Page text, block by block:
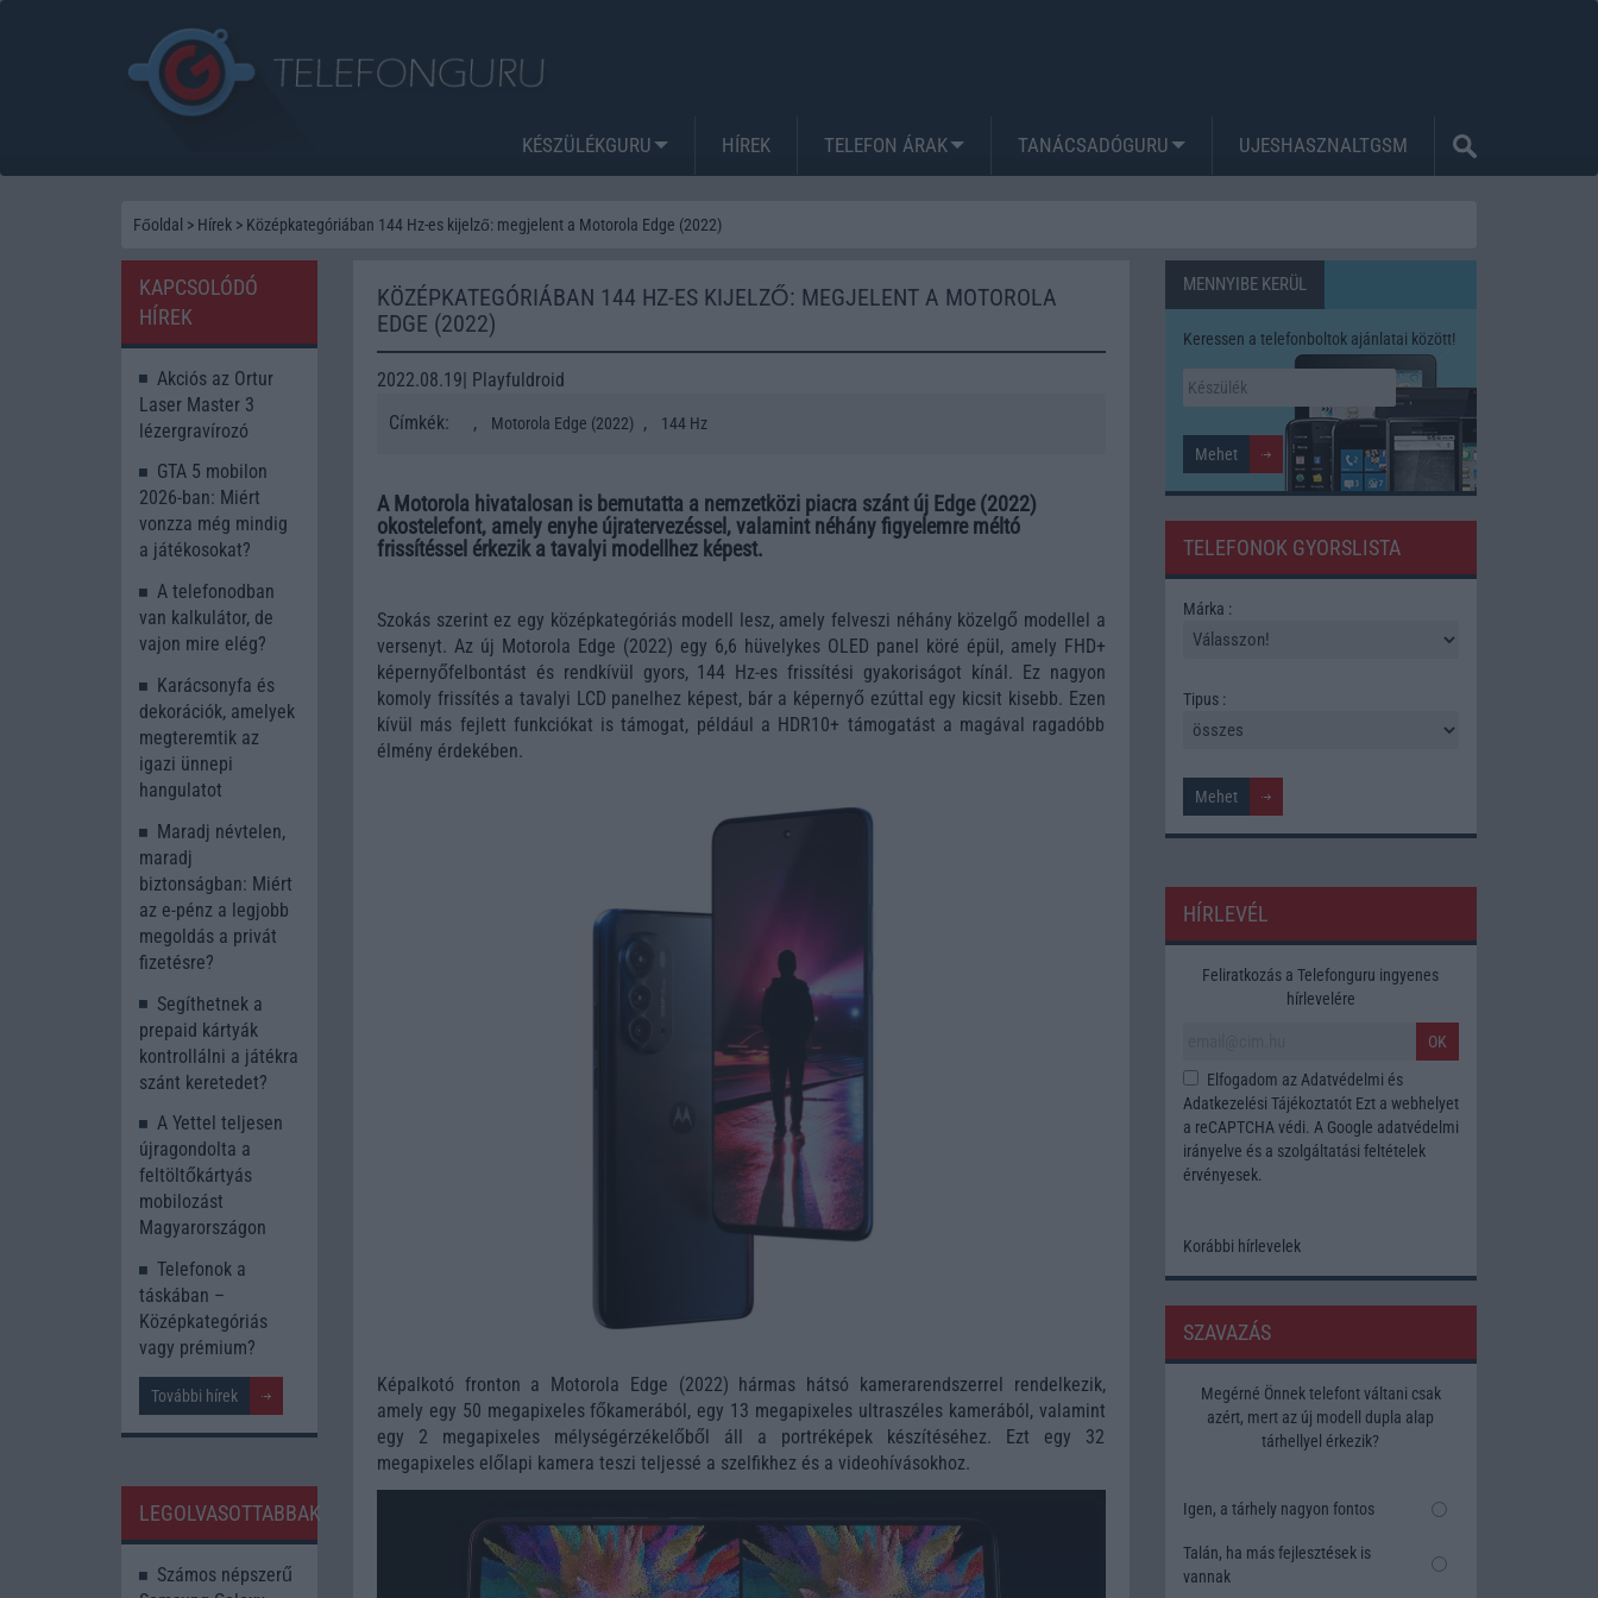
KÉSZÜLÉKGURU HÍREK TELEFON ÁRAK TANÁCSADÓGURU UJESHASZNALTGSM
Főoldal > Hírek > Középkategóriában 144 Hz-es kijelző: megjelent a Motorola Edge (2022)
KÖZÉPKATEGÓRIÁBAN 144 HZ-ES KIJELZŐ: MEGJELENT A MOTOROLA
EDGE (2022)
2022.08.19| Playfuldroid
Címkék:
, Motorola Edge (2022) , 144 Hz
A Motorola hivatalosan is bemutatta a nemzetközi piacra szánt új Edge (2022)
okostelefont, amely enyhe újratervezéssel, valamint néhány figyelemre méltó
frissítéssel érkezik a tavalyi modellhez képest.
Szokás szerint ez egy középkategóriás modell lesz, amely felveszi néhány közelgő modellel a
versenyt. Az új Motorola Edge (2022) egy 6,6 hüvelykes OLED panel köré épül, amely FHD+
képernyőfelbontást és rendkívül gyors, 144 Hz-es frissítési gyakoriságot kínál. Ez nagyon
komoly frissítés a tavalyi LCD panelhez képest, bár a képernyő ezúttal egy kicsit kisebb. Ezen
kívül más fejlett funkciókat is támogat, például a HDR10+ támogatást a magával ragadóbb
élmény érdekében.
Képalkotó fronton a Motorola Edge (2022) hármas hátsó kamerarendszerrel rendelkezik,
amely egy 50 megapixeles főkamerából, egy 13 megapixeles ultraszéles kamerából, valamint
egy 2 megapixeles mélységérzékelőből áll a portréképek készítéséhez. Ezt egy 32
megapixeles előlapi kamera teszi teljessé a szelfikhez és a videohívásokhoz.
KAPCSOLÓDÓ
HÍREK
Akciós az Ortur
Laser Master 3
lézergravírozó
GTA 5 mobilon
2026-ban: Miért
vonzza még mindig
a játékosokat?
A telefonodban
van kalkulátor, de
vajon mire elég?
Karácsonyfa és
dekorációk, amelyek
megteremtik az
igazi ünnepi
hangulatot
Maradj névtelen,
maradj
biztonságban: Miért
az e-pénz a legjobb
megoldás a privát
fizetésre?
Segíthetnek a
prepaid kártyák
kontrollálni a játékra
szánt keretedet?
A Yettel teljesen
újragondolta a
feltöltőkártyás
mobilozást
Magyarországon
Telefonok a
táskában –
Középkategóriás
vagy prémium?
További hírek
LEGOLVASOTTABBAK
Számos népszerű
MENNYIBE KERÜL
Keressen a telefonboltok ajánlatai között!
TELEFONOK GYORSLISTA
Márka :
Tipus :
HÍRLEVÉL
Feliratkozás a Telefonguru ingyenes
hírlevelére
OK
Elfogadom az Adatvédelmi és
Adatkezelési TájékoztatótEzt a webhelyet
a reCAPTCHA védi. A Google adatvédelmi
irányelve és a szolgáltatási feltételek
érvényesek.
Korábbi hírlevelek
SZAVAZÁS
Megérné Önnek telefont váltani csak
azért, mert az új modell dupla alap
tárhellyel érkezik?
Igen, a tárhely nagyon fontos
Talán, ha más fejlesztések is
vannak